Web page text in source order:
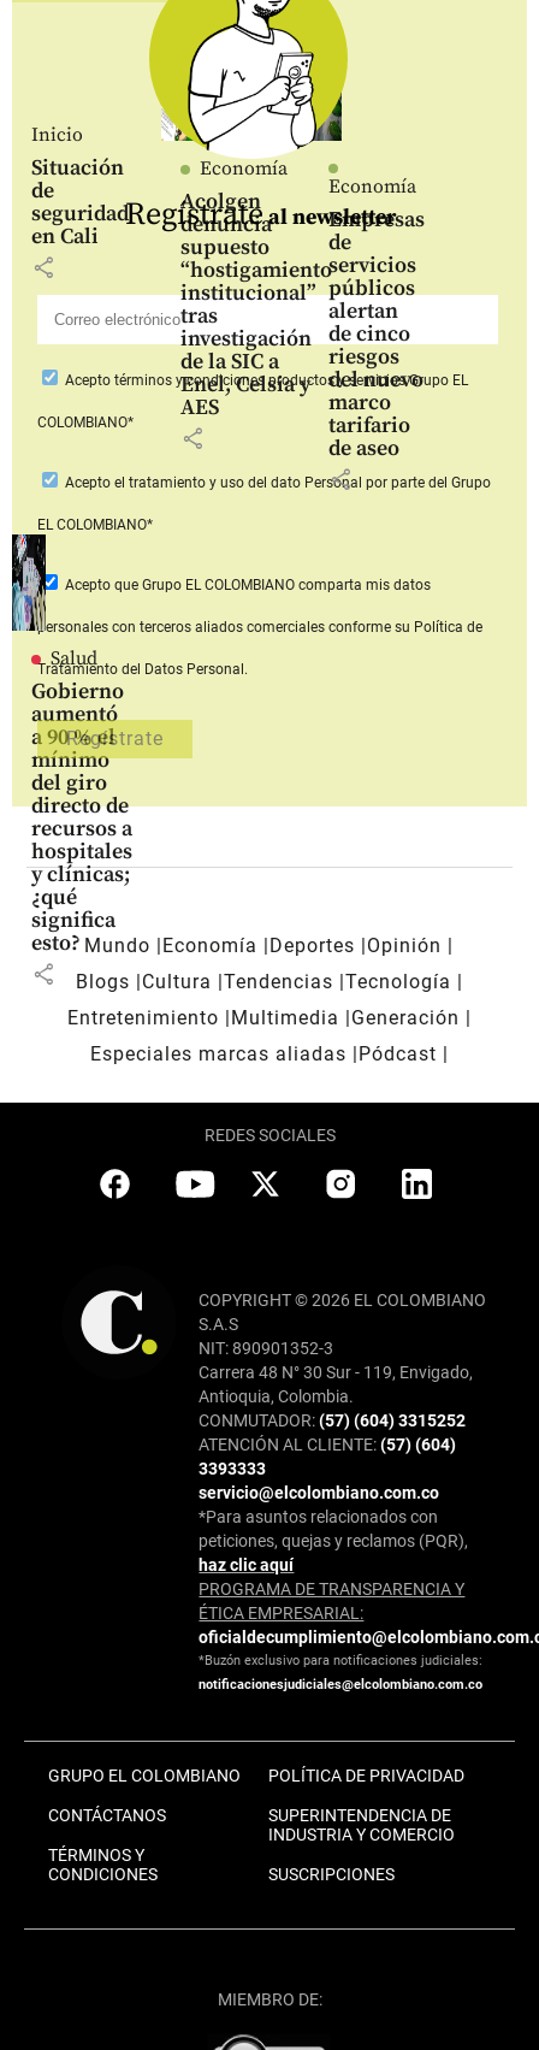
Inicio
Situación
de
seguridad
en Cali
share
Economía
Acolgen
denuncia
supuesto
“hostigamiento
institucional”
tras
investigación
de la SIC a
Enel, Celsia y
AES
share
Economía
Empresas
de
servicios
públicos
alertan
de cinco
riesgos
del nuevo
marco
tarifario
de aseo
share
Salud
Gobierno
aumentó
a 90 % el
mínimo
del giro
directo de
recursos a
hospitales
y clínicas;
¿qué
significa
esto?
share
Regístrateal newsletter
Aceptotérminos y condiciones productos y serviciosGrupo EL
COLOMBIANO*
Acepto el tratamiento y uso del dato Personal por parte del Grupo
EL COLOMBIANO*
Acepto que Grupo EL COLOMBIANOcomparta mis datos
personales con terceros aliados comerciales conforme su Política de
Tratamiento del Datos Personal.
Mundo Economía Deportes
Opinión
Blogs
Cultura Tendencias Tecnología
Entretenimiento
Multimedia
Generación
Especiales marcas aliadas
Pódcast
REDES SOCIALES
COPYRIGHT © 2026 EL COLOMBIANO
S.A.S
NIT: 890901352-3
Carrera 48 N° 30 Sur - 119, Envigado,
Antioquia, Colombia.
CONMUTADOR:(57) (604) 3315252
ATENCIÓN AL CLIENTE:(57) (604)
3393333
servicio@elcolombiano.com.co
*Para asuntos relacionados con
peticiones, quejas y reclamos (PQR),
haz clic aquí
PROGRAMA DE TRANSPARENCIA Y
ÉTICA EMPRESARIAL:
*Buzón exclusivo para notificaciones judiciales:
notificacionesjudiciales@elcolombiano.com.co
GRUPO EL COLOMBIANO
CONTÁCTANOS
TÉRMINOS Y
CONDICIONES
POLÍTICA DE PRIVACIDAD
SUPERINTENDENCIA DE
INDUSTRIA Y COMERCIO
SUSCRIPCIONES
MIEMBRO DE: